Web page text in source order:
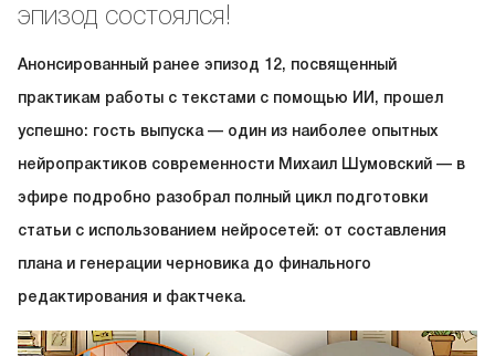
эпизод состоялся!
Анонсированный ранее эпизод 12, посвященный
практикам работы с текстами с помощью ИИ, прошел
успешно: гость выпуска — один из наиболее опытных
нейропрактиков современности Михаил Шумовский — в
эфире подробно разобрал полный цикл подготовки
статьи с использованием нейросетей: от составления
плана и генерации черновика до финального
редактирования и фактчека.